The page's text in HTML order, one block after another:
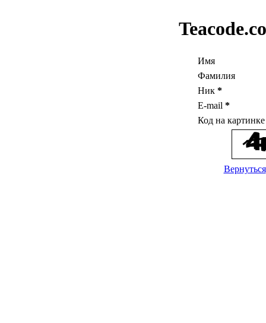
Имя
Фамилия
Ник *
E-mail *
Код на
Вернуться